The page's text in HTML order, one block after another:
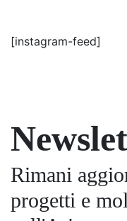
[instagram-feed]
Rimani
progetti e